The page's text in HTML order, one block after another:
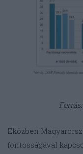
Forrás:
Eközben
fontosságával